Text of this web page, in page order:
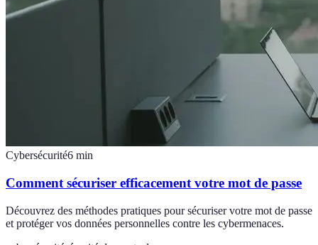
Cybersécurité6 min
Comment sécuriser efficacement votre mot de passe
Découvrez des méthodes pratiques pour sécuriser votre mot de passe
et protéger vos données personnelles contre les cybermenaces.